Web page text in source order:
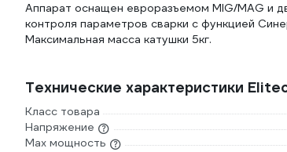
Аппарат оснащен евроразъемом MIG/MAG и
контроля параметров сварки с функцией
Максимальная масса катушки 5кг.
Технические характеристики
Класс товара
Напряжение
Max мощность